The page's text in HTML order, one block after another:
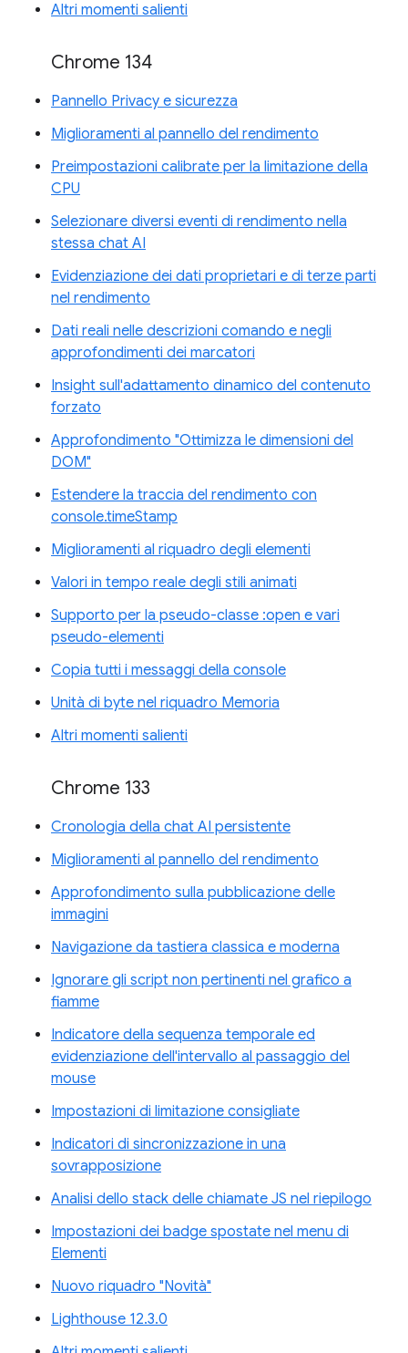
Altri momenti salienti
Chrome 134
Pannello Privacy e sicurezza
Miglioramenti al pannello del rendimento
Preimpostazioni calibrate per la limitazione della
CPU
Selezionare diversi eventi di rendimento nella
stessa chat AI
Evidenziazione dei dati proprietari e di terze parti
nel rendimento
Dati reali nelle descrizioni comando e negli
approfondimenti dei marcatori
Insight sull'adattamento dinamico del contenuto
forzato
Approfondimento "Ottimizza le dimensioni del
DOM"
Estendere la traccia del rendimento con
console.timeStamp
Miglioramenti al riquadro degli elementi
Valori in tempo reale degli stili animati
Supporto per la pseudo-classe :open e vari
pseudo-elementi
Copia tutti i messaggi della console
Unità di byte nel riquadro Memoria
Altri momenti salienti
Chrome 133
Cronologia della chat AI persistente
Miglioramenti al pannello del rendimento
Approfondimento sulla pubblicazione delle
immagini
Navigazione da tastiera classica e moderna
Ignorare gli script non pertinenti nel grafico a
fiamme
Indicatore della sequenza temporale ed
evidenziazione dell'intervallo al passaggio del
mouse
Impostazioni di limitazione consigliate
Indicatori di sincronizzazione in una
sovrapposizione
Analisi dello stack delle chiamate JS nel riepilogo
Impostazioni dei badge spostate nel menu di
Elementi
Nuovo riquadro "Novità"
Lighthouse 12.3.0